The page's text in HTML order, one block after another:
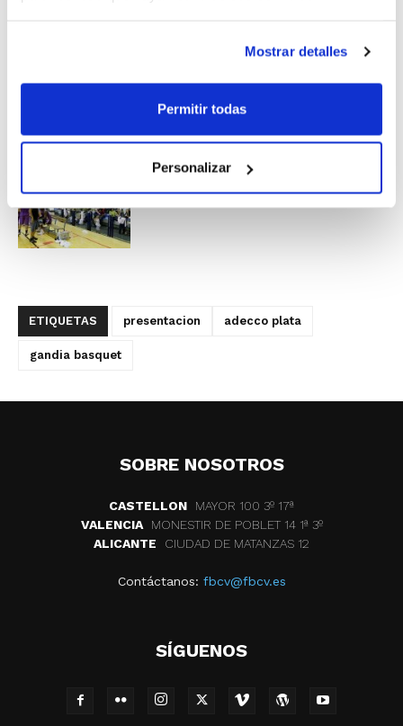
Mostrar detalles
Permitir todas
Personalizar
ETIQUETAS presentacion adecco plata
gandia basquet
SOBRE NOSOTROS
CASTELLON
MAYOR 100 3º 17ª
VALENCIA
MONESTIR DE POBLET 14 1ª 3º
ALICANTE
CIUDAD DE MATANZAS 12
Contáctanos: fbcv@fbcv.es
SÍGUENOS